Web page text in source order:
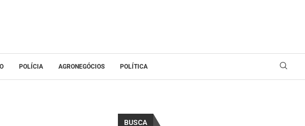
POLÍCIA AGRONEGÓCIOS POLÍTICA
BUSCA